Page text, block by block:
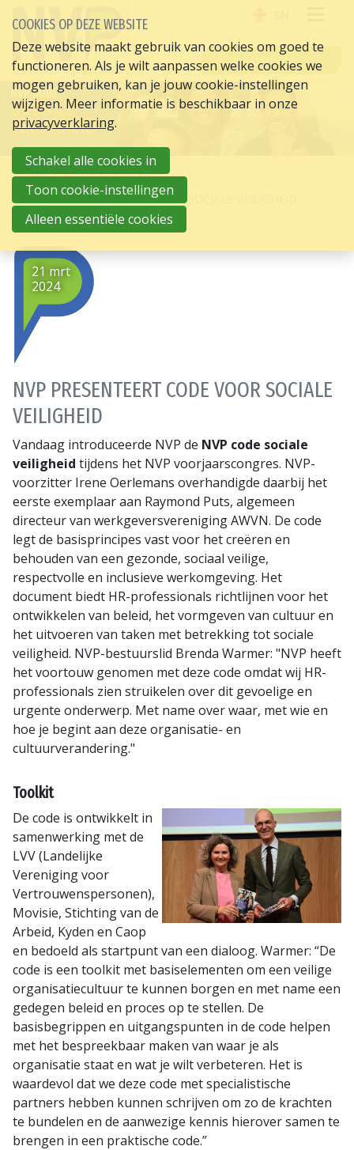
INLOGGEN
HOME
HR ACTUEEL
NVP PRESENTEERT CODE VOOR SOCIALE VEILIGHEID
NVP PRESENTEERT CODE VOOR SOCIALE
VEILIGHEID
21 mrt
2024
Vandaag introduceerde NVP de NVP code sociale
veiligheid tijdens het NVP voorjaarscongres. NVP-
voorzitter Irene Oerlemans overhandigde daarbij het
eerste exemplaar aan Raymond Puts, algemeen
directeur van werkgeversvereniging AWVN. De code
legt de basisprincipes vast voor het creëren en
behouden van een gezonde, sociaal veilige,
respectvolle en inclusieve werkomgeving. Het
document biedt HR-professionals richtlijnen voor het
ontwikkelen van beleid, het vormgeven van cultuur en
het uitvoeren van taken met betrekking tot sociale
veiligheid. NVP-bestuurslid Brenda Warmer: "NVP heeft
het voortouw genomen met deze code omdat wij HR-
professionals zien struikelen over dit gevoelige en
urgente onderwerp. Met name over waar, met wie en
hoe je begint aan deze organisatie- en
cultuurverandering."
Toolkit
De code is ontwikkelt in
samenwerking met de
LVV (Landelijke
Vereniging voor
Vertrouwenspersonen),
Movisie, Stichting van de
Arbeid, Kyden en Caop
en bedoeld als startpunt van een dialoog. Warmer: “De
code is een toolkit met basiselementen om een veilige
organisatiecultuur te kunnen borgen en met name een
gedegen beleid en proces op te stellen. De
basisbegrippen en uitgangspunten in de code helpen
met het bespreekbaar maken van waar je als
organisatie staat en wat je wilt verbeteren. Het is
waardevol dat we deze code met specialistische
partners hebben kunnen schrijven om zo de krachten
te bundelen en de aanwezige kennis hierover samen te
brengen in een praktische code.”
COOKIES OP DEZE WEBSITE
Deze website maakt gebruik van cookies om goed te
functioneren. Als je wilt aanpassen welke cookies we
mogen gebruiken, kan je jouw cookie-instellingen
wijzigen. Meer informatie is beschikbaar in onze
privacyverklaring.
Schakel alle cookies in
Toon cookie-instellingen
Alleen essentiële cookies